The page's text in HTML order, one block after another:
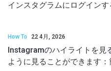
インスタグラムにログイン
How To 22 4月, 2026
Instagramのハイライトを見
ように見ることができます：